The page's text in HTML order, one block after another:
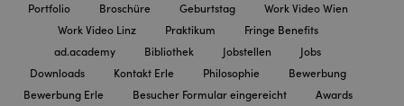
Portfolio Broschüre Geburtstag
Work Video Wien
Work Video Linz
Praktikum
Fringe Benefits
ad.academy
Bibliothek Jobstellen
Jobs
Downloads
Kontakt Erle Philosophie
Bewerbung
Bewerbung Erle
Besucher Formular eingereicht Awards